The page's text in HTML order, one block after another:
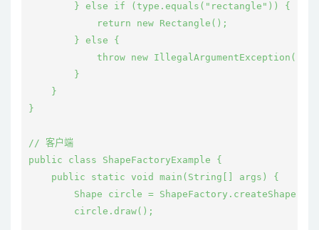
        } else if (type.equals("rectangle")) {
            return new Rectangle();
        } else {
throw new IllegalArgumentException("未知
        }
    }
}
// 客户端
public class ShapeFactoryExample {
    public static void main(String[] args) {
Shape circle =
        circle.draw();